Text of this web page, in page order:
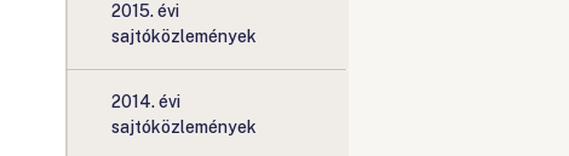
2015. évi
sajtóközlemények
2014. évi
sajtóközlemények